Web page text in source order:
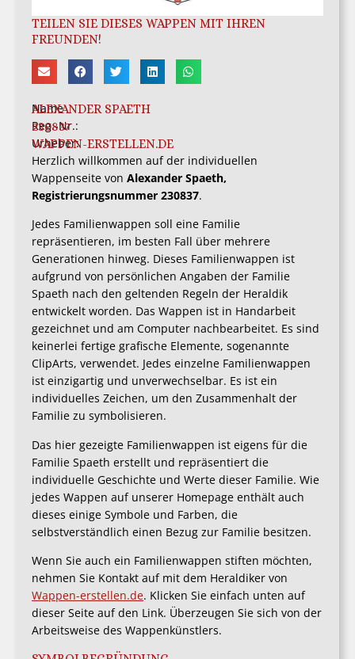
TEILEN SIE DIESES WAPPEN MIT IHREN
FREUNDEN!
Name
ALEXANDER SPAETH
Reg.-Nr.:
230837
Urheber:
WAPPEN-ERSTELLEN.DE
Herzlich willkommen auf der individuellen
Wappenseite von Alexander Spaeth,
Registrierungsnummer 230837.
Jedes Familienwappen soll eine Familie
repräsentieren, im besten Fall über mehrere
Generationen hinweg. Dieses Familienwappen ist
aufgrund von persönlichen Angaben der Familie
Spaeth nach den geltenden Regeln der Heraldik
entwickelt worden. Das Wappen ist in Handarbeit
gezeichnet und am Computer nachbearbeitet. Es sind
keinerlei fertige grafische Elemente, sogenannte
ClipArts, verwendet. Jedes einzelne Familienwappen
ist einzigartig und unverwechselbar. Es ist ein
individuelles Zeichen, um den Zusammenhalt der
Familie zu symbolisieren.
Das hier gezeigte Familienwappen ist eigens für die
Familie Spaeth erstellt und repräsentiert die
individuelle Geschichte und Werte dieser Familie. Wie
jedes Wappen auf unserer Homepage enthält auch
dieses einige Symbole und Farben, die
selbstverständlich einen Bezug zur Familie besitzen.
Wenn Sie auch ein Familienwappen stiften möchten,
nehmen Sie Kontakt auf mit dem Heraldiker von
Wappen-erstellen.de. Klicken Sie einfach unten auf
dieser Seite auf den Link. Überzeugen Sie sich von der
Arbeitsweise des Wappenkünstlers.